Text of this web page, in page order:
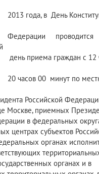
в День
проводится
граждан с 12
минут по
Российской
Москве, приемных
в федеральных
центрах субъектов
органах
органах и в